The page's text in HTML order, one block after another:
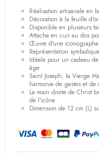
Réalisation artisanale en
Décoration à la feuille
Disponible en plusieurs
Attache en cuir au dos
Œuvre d'une
Représentation
Idéale pour un cadeau
âge
Saint Joseph, la Vierge
harmonie de gestes et
La main droite de Christ
de l'icône
Dimension de 12 cm (L)